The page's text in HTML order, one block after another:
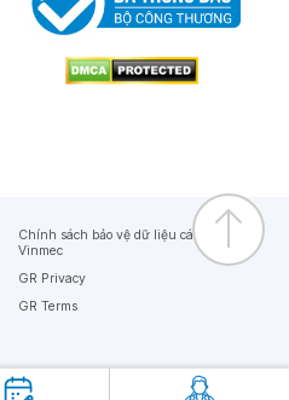
Chính sách bảo vệ dữ liệu cá nhân của
Vinmec
GR Privacy
GR Terms